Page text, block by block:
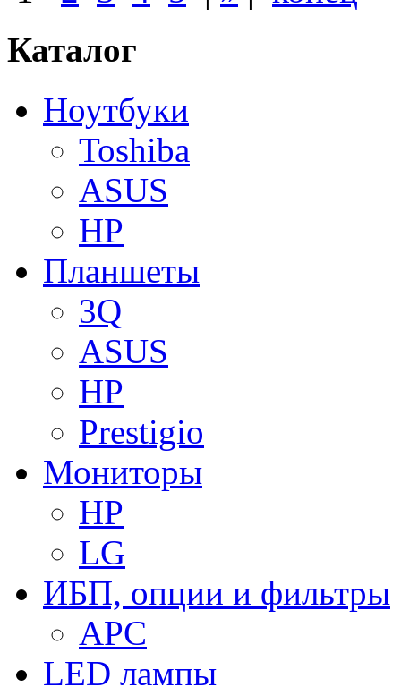
Каталог
Ноутбуки
Toshiba
ASUS
HP
Планшеты
3Q
ASUS
HP
Prestigio
Мониторы
HP
LG
ИБП, опции и фильтры
APC
LED лампы